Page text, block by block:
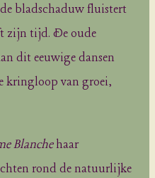
bladschaduw fluistert
zijn tijd. De oude
dit eeuwige dansen
kringloop van groei,
Blanchehaar
rond de natuurlijke